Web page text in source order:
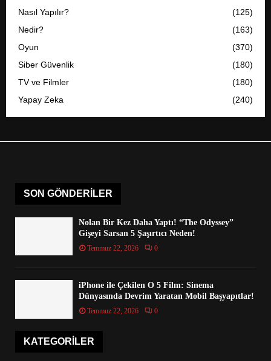
Nasıl Yapılır?
(125)
Nedir?
(163)
Oyun
(370)
Siber Güvenlik
(180)
TV ve Filmler
(180)
Yapay Zeka
(240)
SON GÖNDERILER
Nolan Bir Kez Daha Yaptı! “The Odyssey”
Gişeyi Sarsan 5 Şaşırtıcı Neden!
Temmuz 22, 2026 0
iPhone ile Çekilen O 5 Film: Sinema
Dünyasında Devrim Yaratan Mobil Başyapıtlar!
Temmuz 22, 2026 0
KATEGORILER